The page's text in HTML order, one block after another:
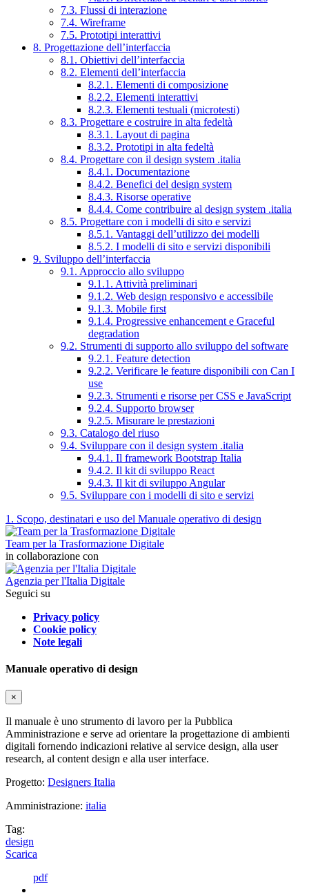
7.3. Flussi di interazione
7.4. Wireframe
7.5. Prototipi interattivi
8. Progettazione dell’interfaccia
8.1. Obiettivi dell’interfaccia
8.2. Elementi dell’interfaccia
8.2.1. Elementi di composizione
8.2.2. Elementi interattivi
8.2.3. Elementi testuali (microtesti)
8.3. Progettare e costruire in alta fedeltà
8.3.1. Layout di pagina
8.3.2. Prototipi in alta fedeltà
8.4. Progettare con il design system .italia
8.4.1. Documentazione
8.4.2. Benefici del design system
8.4.3. Risorse operative
8.4.4. Come contribuire al design system .italia
8.5. Progettare con i modelli di sito e servizi
8.5.1. Vantaggi dell’utilizzo dei modelli
8.5.2. I modelli di sito e servizi disponibili
9. Sviluppo dell’interfaccia
9.1. Approccio allo sviluppo
9.1.1. Attività preliminari
9.1.2. Web design responsivo e accessibile
9.1.3. Mobile first
9.1.4. Progressive enhancement e Graceful
degradation
9.2. Strumenti di supporto allo sviluppo del software
9.2.1. Feature detection
9.2.2. Verificare le feature disponibili con Can I
use
9.2.3. Strumenti e risorse per CSS e JavaScript
9.2.4. Supporto browser
9.2.5. Misurare le prestazioni
9.3. Catalogo del riuso
9.4. Sviluppare con il design system .italia
9.4.1. Il framework Bootstrap Italia
9.4.2. Il kit di sviluppo React
9.4.3. Il kit di sviluppo Angular
9.5. Sviluppare con i modelli di sito e servizi
1. Scopo, destinatari e uso del Manuale operativo di design
Team per la Trasformazione Digitale
in collaborazione con
Agenzia per l'Italia Digitale
Seguici su
Privacy policy
Cookie policy
Note legali
Manuale operativo di design
×
Il manuale è uno strumento di lavoro per la Pubblica
Amministrazione e serve ad orientare la progettazione di ambienti
digitali fornendo indicazioni relative al service design, alla user
research, al content design e alla user interface.
Progetto: Designers Italia
Amministrazione: italia
Tag:
design
Scarica
pdf